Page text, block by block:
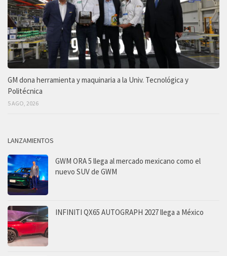
GM dona herramienta y maquinaria a la Univ. Tecnológica y
Politécnica
5 AGO, 2026
LANZAMIENTOS
GWM ORA 5 llega al mercado mexicano como el
nuevo SUV de GWM
INFINITI QX65 AUTOGRAPH 2027 llega a México